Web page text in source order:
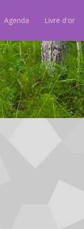
Agenda Livre d'or